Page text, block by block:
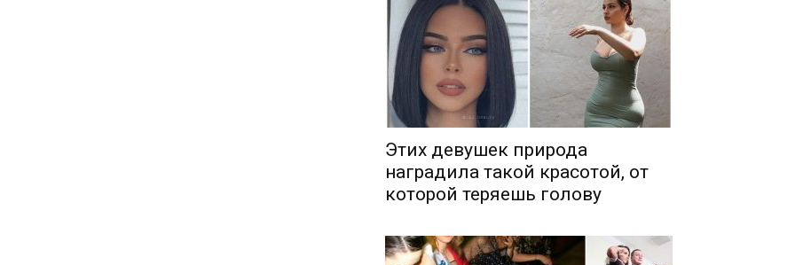
Этих девушек природа
наградила такой красотой, от
которой теряешь голову